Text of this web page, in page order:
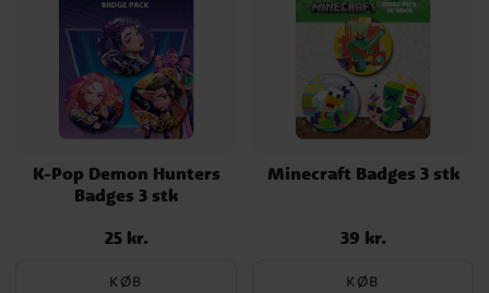
K-Pop Demon Hunters
Badges 3 stk
Pris: 25 kr.
25 kr.
KØB
Minecraft Badges 3 stk
Pris: 39 kr.
39 kr.
KØB